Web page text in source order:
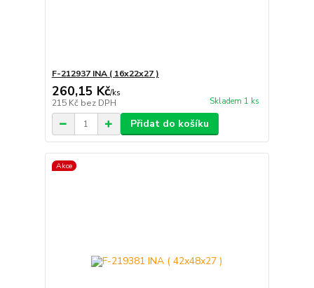
F-212937 INA ( 16x22x27 )
260,15 Kč/ks
215 Kč bez DPH Skladem 1 ks
Přidat do košíku
Akce